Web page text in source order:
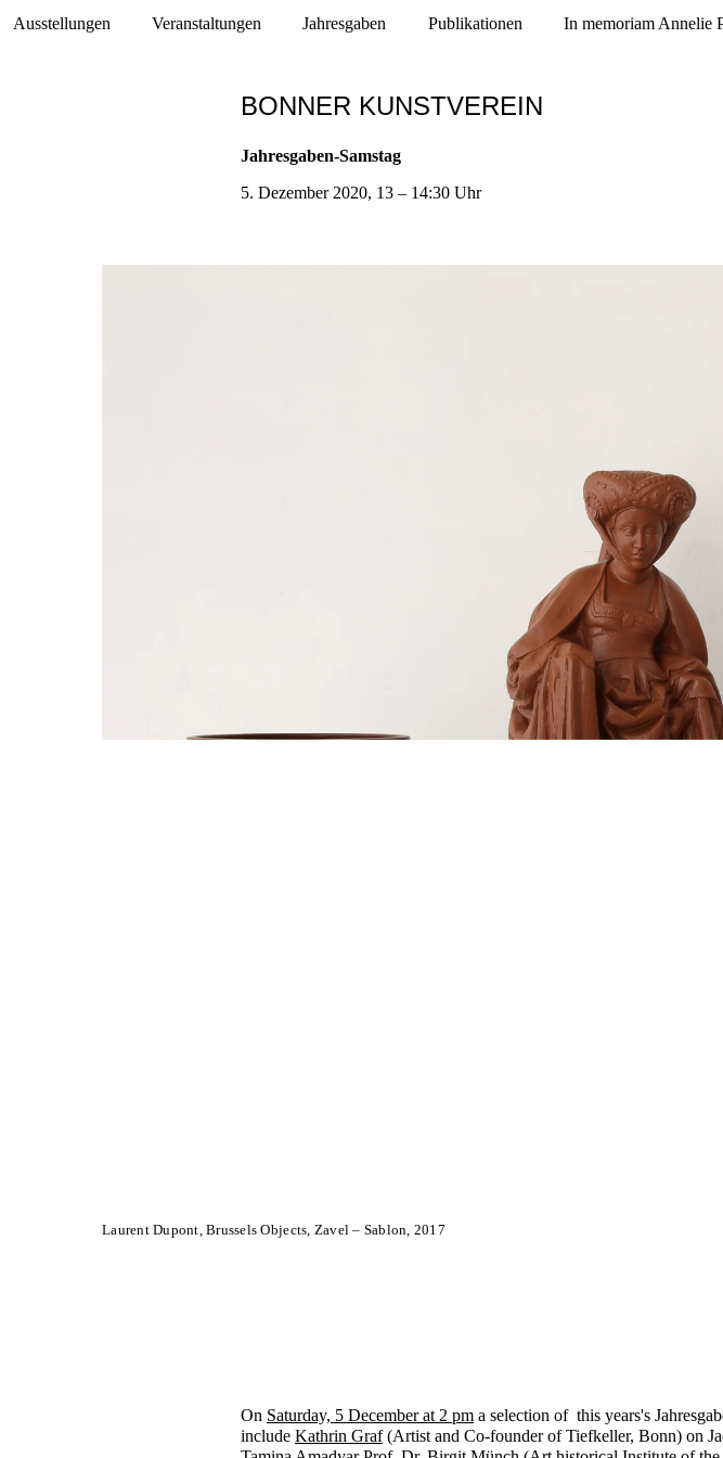
BONNER KUNSTVEREIN
Ausstellungen Veranstaltungen Jahresgaben Publikationen In memoriam Annelie
Jahresgaben-Samstag
5. Dezember 2020, 13 – 14:30 Uhr
Laurent Dupont, Brussels Objects, Zavel – Sablon, 2017
On Saturday, 5 December at 2 pm a selection of this years's
include Kathrin Graf (Artist and Co-founder of Tiefkeller, Bonn) on